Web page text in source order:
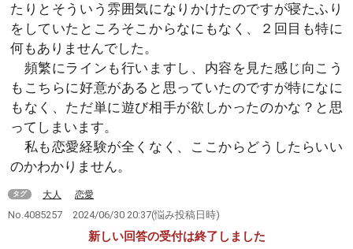
たりとそういう雰囲気になりかけたのですが寝たふり
をしていたところそこからなにもなく、２回目も特に
何もありませんでした。
頻繁にラインも行いますし、内容を見た感じ向こう
もこちらに好意があると思っていたのですが特になに
もなく、ただ単に遊び相手が欲しかったのかな？と思
ってしまいます。
私も恋愛経験が全くなく、ここからどうしたらいい
のかわかりません。
タグ 大人 恋愛
No.4085257 2024/06/30 20:37(悩み投稿日時)
新しい回答の受付は終了しました